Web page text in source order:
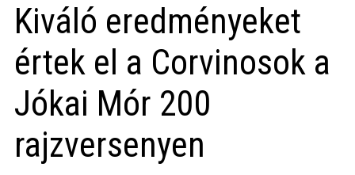
szolgáltatások
Napi menü
Kiváló eredményeket
értek el a Corvinosok a
Jókai Mór 200
rajzversenyen